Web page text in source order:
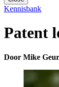
Kennisbank
Patent
Door Mike